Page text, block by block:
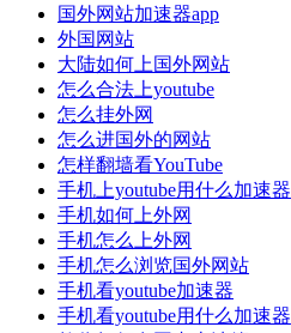
国外网站加速器app
外国网站
大陆如何上国外网站
怎么合法上youtube
怎么挂外网
怎么进国外的网站
怎样翻墙看YouTube
手机上youtube用什么加速器
手机如何上外网
手机怎么上外网
手机怎么浏览国外网站
手机看youtube加速器
手机看youtube用什么加速器